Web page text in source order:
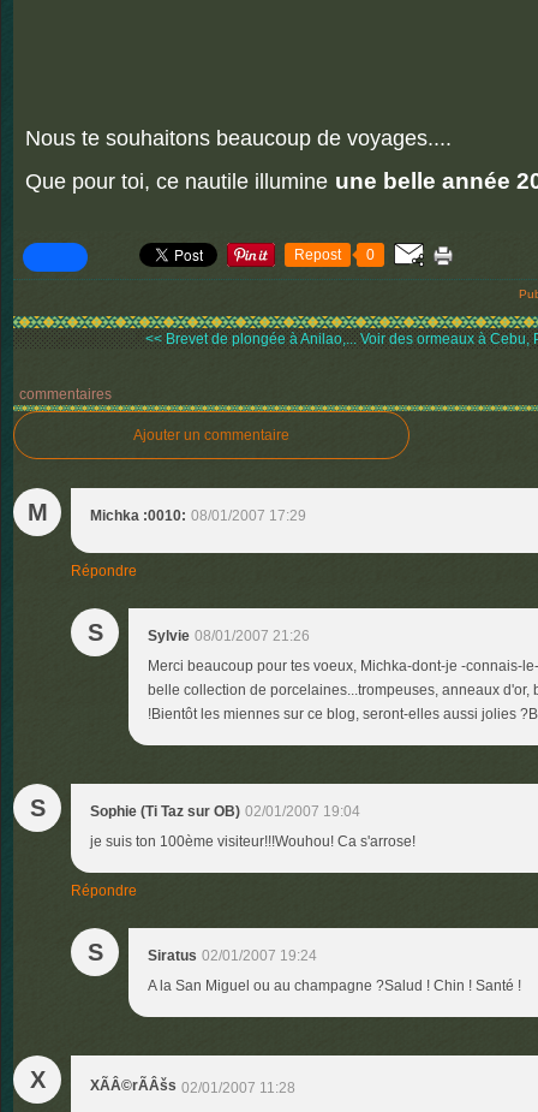
Nous te souhaitons beaucoup de voyages....
Que pour toi, ce nautile illumine une belle année
Repost 0
<< Brevet de plongée à Anilao,... Voir des ormeaux à Cebu,
commentaires
Ajouter un commentaire
M Michka :0010: 08/01/2007 17:29
Répondre
S Sylvie 08/01/2007 21:26
Merci beaucoup pour tes voeux, Michka-dont-je -connais-
belle collection de porcelaines...trompeuses, anneaux d'or,
!Bientôt les miennes sur ce blog, seront-elles aussi jolies
S Sophie (Ti Taz sur OB) 02/01/2007 19:04
je suis ton 100ème visiteur!!!Wouhou! Ca s'arrose!
Répondre
S Siratus 02/01/2007 19:24
A la San Miguel ou au champagne ?Salud ! Chin ! Santé !
X XÃÂ©rÃÂšs 02/01/2007 11:28